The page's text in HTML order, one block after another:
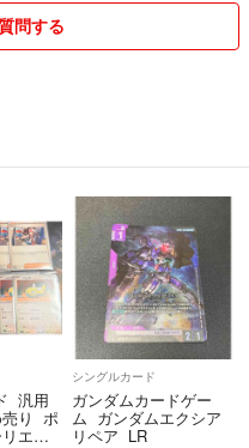
め、メーカーの保証はつきま
願いいたします。受け取り評価
す。
いました。
問する
汎用
り ポ
エの
シングルカード
ガンダムカードゲー
ム ガンダムエクシア
リペア LR